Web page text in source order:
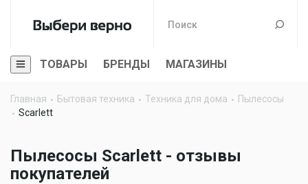
ТОВАРЫ БРЕНДЫ МАГАЗИНЫ
Главная Бытовая техника Техника для дома
Пылесосы
Scarlett
Пылесосы Scarlett - отзывы
покупателей